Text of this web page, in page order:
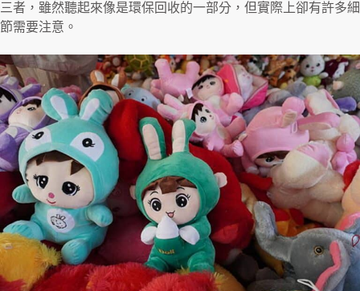
三者，雖然聽起來像是環保回收的一部分，但實際上卻有許多細
節需要注意。